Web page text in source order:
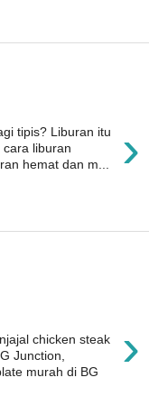
›
tipis? Liburan itu
liburan
hemat dan m...
›
chicken steak
Junction,
murah di BG